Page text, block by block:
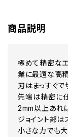
商品説明
極めて精密な
業に最適な高
刃はまっすぐで
先端は精密に
2mm以上あれ
ジョイント部は
小さな力でも